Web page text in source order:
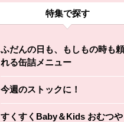
特集で探す
ふだんの日も、もしもの時も頼
れる缶詰メニュー
今週のストックに！
すくすくBaby＆Kids おむつや